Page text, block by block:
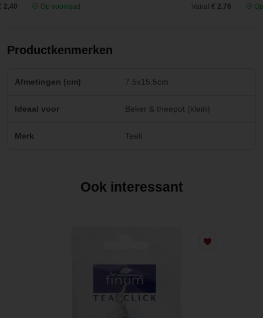
2,40
Op voorraad
Vanaf € 2,76
Productkenmerken
Afmetingen (cm) 7.5x15.5cm
Ideaal voor Beker & theepot (klein)
Merk Teeli
Ook interessant